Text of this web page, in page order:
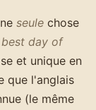
seule chose
day of
et unique en
que l'anglais
(le même